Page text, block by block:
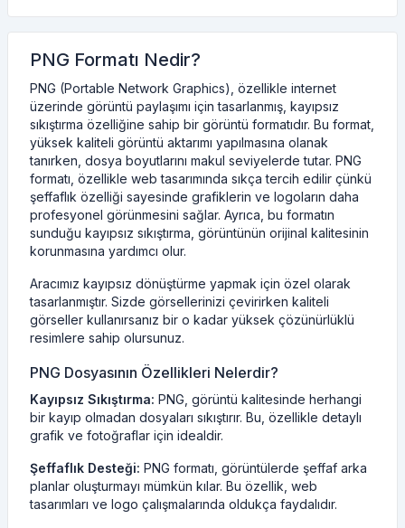
PNG Formatı Nedir?
PNG (Portable Network Graphics), özellikle internet
üzerinde görüntü paylaşımı için tasarlanmış, kayıpsız
sıkıştırma özelliğine sahip bir görüntü formatıdır. Bu format,
yüksek kaliteli görüntü aktarımı yapılmasına olanak
tanırken, dosya boyutlarını makul seviyelerde tutar. PNG
formatı, özellikle web tasarımında sıkça tercih edilir çünkü
şeffaflık özelliği sayesinde grafiklerin ve logoların daha
profesyonel görünmesini sağlar. Ayrıca, bu formatın
sunduğu kayıpsız sıkıştırma, görüntünün orijinal kalitesinin
korunmasına yardımcı olur.
Aracımız kayıpsız dönüştürme yapmak için özel olarak
tasarlanmıştır. Sizde görsellerinizi çevirirken kaliteli
görseller kullanırsanız bir o kadar yüksek çözünürlüklü
resimlere sahip olursunuz.
PNG Dosyasının Özellikleri Nelerdir?
Kayıpsız Sıkıştırma: PNG, görüntü kalitesinde herhangi
bir kayıp olmadan dosyaları sıkıştırır. Bu, özellikle detaylı
grafik ve fotoğraflar için idealdir.
Şeffaflık Desteği: PNG formatı, görüntülerde şeffaf arka
planlar oluşturmayı mümkün kılar. Bu özellik, web
tasarımları ve logo çalışmalarında oldukça faydalıdır.